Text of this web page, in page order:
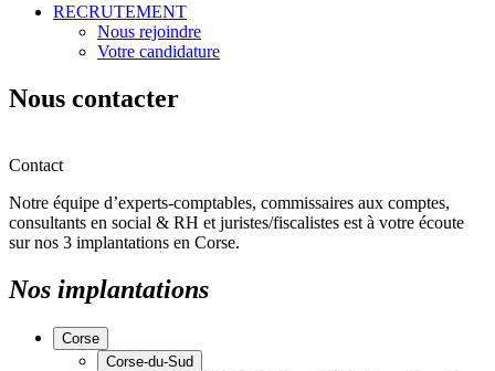
RECRUTEMENT
Nous rejoindre
Votre candidature
Nous contacter
Contact
Notre équipe d’experts-comptables, commissaires aux comptes,
consultants en social & RH et juristes/fiscalistes est à votre écoute
sur nos 3 implantations en Corse.
Nos implantations
Corse
Corse-du-Sud